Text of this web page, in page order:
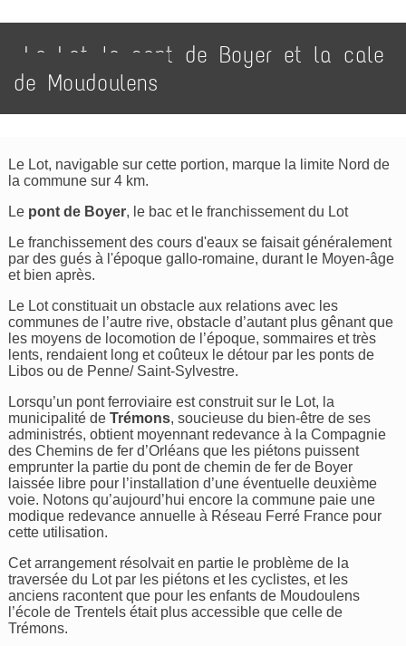
Le Lot, le pont de Boyer et la cale
de Moudoulens
Le Lot, navigable sur cette portion, marque la limite Nord de
la commune sur 4 km.
Le pont de Boyer, le bac et le franchissement du Lot
Le franchissement des cours d'eaux se faisait généralement
par des gués à l'époque gallo-romaine, durant le Moyen-âge
et bien après.
Le Lot constituait un obstacle aux relations avec les
communes de l’autre rive, obstacle d’autant plus gênant que
les moyens de locomotion de l’époque, sommaires et très
lents, rendaient long et coûteux le détour par les ponts de
Libos ou de Penne/ Saint-Sylvestre.
Lorsqu’un pont ferroviaire est construit sur le Lot, la
municipalité deTrémons, soucieuse du bien-être de ses
administrés, obtient moyennant redevance à la Compagnie
des Chemins de fer d’Orléans que les piétons puissent
emprunter la partie du pont de chemin de fer de Boyer
laissée libre pour l’installation d’une éventuelle deuxième
voie. Notons qu’aujourd’hui encore la commune paie une
modique redevance annuelle à Réseau Ferré France pour
cette utilisation.
Cet arrangement résolvait en partie le problème de la
traversée du Lot par les piétons et les cyclistes, et les
anciens racontent que pour les enfants de Moudoulens
l’école de Trentels était plus accessible que celle de
Trémons.